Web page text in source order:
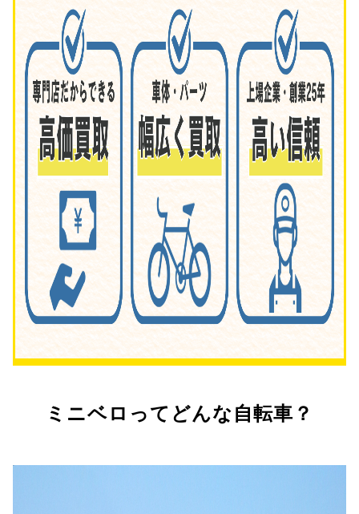
ミニベロってどんな自転車？